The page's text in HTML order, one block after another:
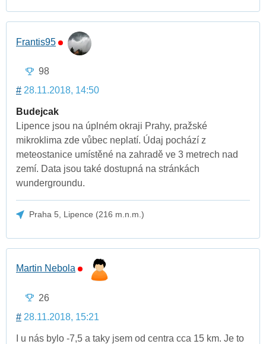
Frantis95
98
# 28.11.2018, 14:50
Budejcak
Lipence jsou na úplném okraji Prahy, pražské
mikroklima zde vůbec neplatí. Údaj pochází z
meteostanice umístěné na zahradě ve 3 metrech nad
zemí. Data jsou také dostupná na stránkách
wundergroundu.
Praha 5, Lipence (216 m.n.m.)
Martin Nebola
26
# 28.11.2018, 15:21
I u nás bylo -7,5 a taky jsem od centra cca 15 km. Je to